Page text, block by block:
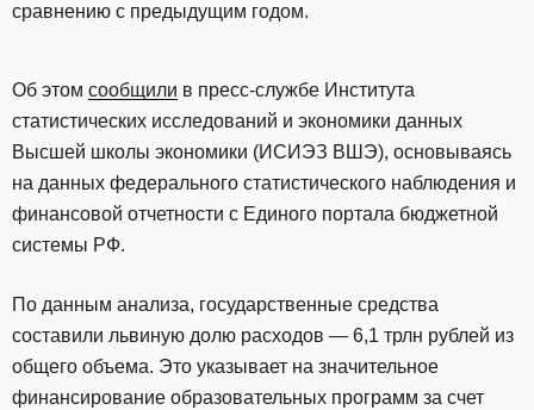
сравнению с предыдущим годом.
Об этом сообщили в пресс-службе Института
статистических исследований и экономики данных
Высшей школы экономики (ИСИЭЗ ВШЭ), основываясь
на данных федерального статистического наблюдения и
финансовой отчетности с Единого портала бюджетной
системы РФ.
По данным анализа, государственные средства
составили львиную долю расходов — 6,1 трлн рублей из
общего объема. Это указывает на значительное
финансирование образовательных программ за счет